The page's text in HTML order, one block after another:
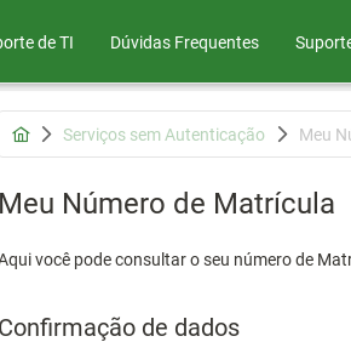
de TI Dúvidas Frequentes
Serviços sem Autenticação Meu
Meu Número de Matrícula
você pode consultar o seu número de
Confirmação de dados